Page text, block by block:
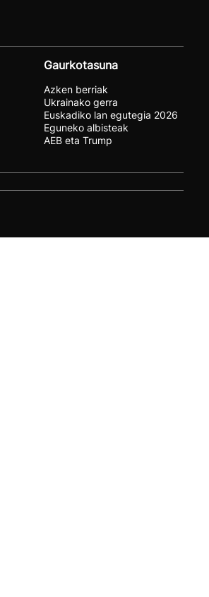
Gaurkotasuna
Azken berriak
Ukrainako gerra
Euskadiko lan egutegia 2026
Eguneko albisteak
AEB eta Trump